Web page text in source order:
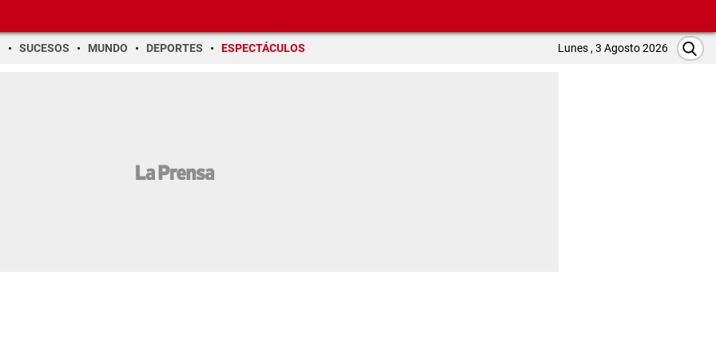
SUCESOS MUNDO DEPORTES ESPECTÁCULOS Lunes , 3 Agosto 2026